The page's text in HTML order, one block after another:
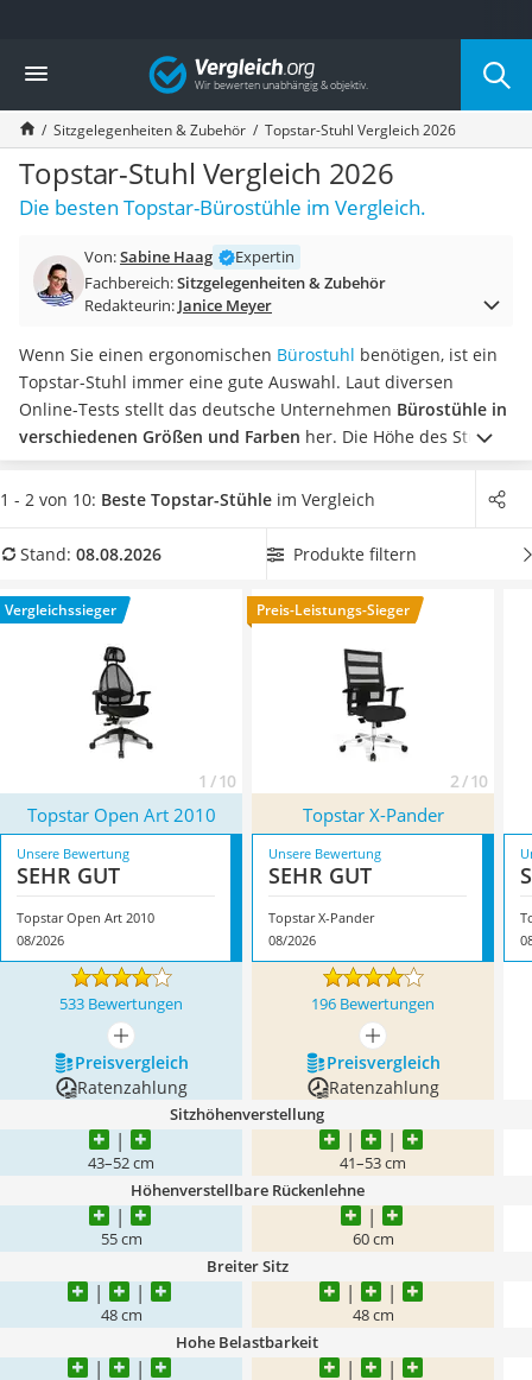
Die beliebtesten Vergleiche nach Kategorie
Wohnen
Matratzen-Topper
Matratzen
Konferenzlautsprecher
Tageslichtlampe
Badlüfter
Bürohocker
Außenleuchte mit Kamera
Akku-Tischlampe
Konferenzmikrofon
Klappmatratze
Duschkopf mit Kalkfilter
Aktenvernichter Sicherheitsstufe 4
Bettgitter
Topper 100 x 200
Höhenverstellbarer Schreibtisch
Matratze 90 x 200 cm
Vergleich
Sitzgelegenheiten & Zubehör Topstar-Stuhl Vergleich 2026
Topstar-Stuhl Vergleich 2026
Die besten Topstar-Bürostühle im Vergleich.
Von:Sabine Haag
Expertin
Fachbereich:Sitzgelegenheiten & Zubehör
Redakteurin: Janice Meyer
Wenn Sie einen ergonomischen Bürostuhl benötigen, ist ein
Topstar-Stuhl immer eine gute Auswahl. Laut diversen
Online-Tests stellt das deutsche Unternehmen Bürostühle in
verschiedenen Größen und Farben her. Die Höhe des Stuhls
lässt sich dabei immer innerhalb eines bestimmten
Spielraums beliebig anpassen. Wählen Sie jetzt aus unserer
Netzbezugaus, um auch nach mehreren Stunden keinen
August 2026 besonders das ModellTopstar Open Art 2010
mit seinen Eigenschaften.
1 - 2 von 10: Beste Topstar-Stühle im Vergleich
Stand: 08.08.2026 Produkte filtern
Vergleichssieger
1 / 10
Preis-Leistungs-Sieger
2 / 10
Topstar Open Art 2010 Topstar X-Pander
Unsere Bewertung
SEHR GUT
Topstar Open Art 2010
08/2026
Unsere Bewertung
SEHR GUT
Topstar X-Pander
08/2026
533 Bewertungen 196 Bewertungen
mehr anzeigen
mehr anzeigen
Preis­vergleich
Preis­vergleich
Ratenzahlung
Ratenzahlung
Sitzhöhenverstellung
43–52 cm 41–53 cm
Höhenverstellbare Rückenlehne
55 cm 60 cm
Breiter Sitz
48 cm 48 cm
Hohe Belastbarkeit